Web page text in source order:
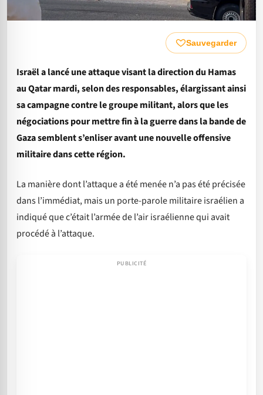
Sauvegarder
Israël a lancé une attaque visant la direction du Hamas
au Qatar mardi, selon des responsables, élargissant ainsi
sa campagne contre le groupe militant, alors que les
négociations pour mettre fin à la guerre dans la bande de
Gaza semblent s’enliser avant une nouvelle offensive
militaire dans cette région.
La manière dont l’attaque a été menée n’a pas été précisée
dans l’immédiat, mais un porte-parole militaire israélien a
indiqué que c’était l’armée de l’air israélienne qui avait
procédé à l’attaque.